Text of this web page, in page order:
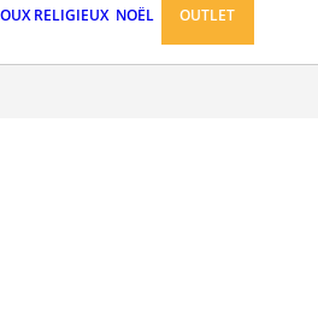
RELIGIEUX NOËL OUTLET